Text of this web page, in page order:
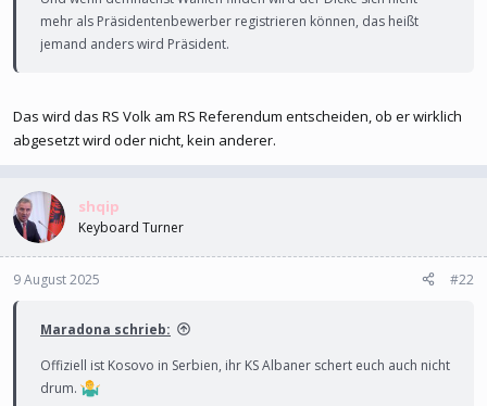
mehr als Präsidentenbewerber registrieren können, das heißt
jemand anders wird Präsident.
Das wird das RS Volk am RS Referendum entscheiden, ob er wirklich
abgesetzt wird oder nicht, kein anderer.
shqip
Keyboard Turner
9 August 2025 #22
Maradona schrieb:
Offiziell ist Kosovo in Serbien, ihr KS Albaner schert euch auch nicht
drum.